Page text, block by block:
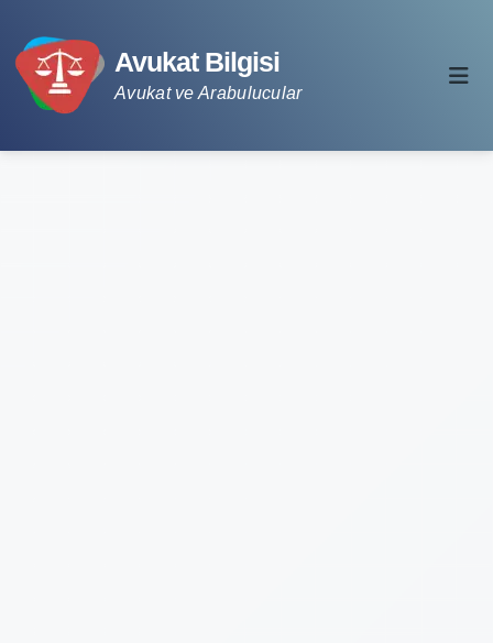
Avukat Bilgisi
Avukat ve Arabulucular